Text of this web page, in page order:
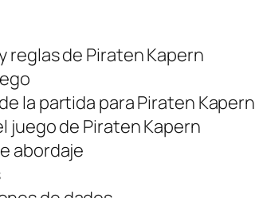
reglas de Piraten Kapern
la partida para Piraten Kapern
juego de Piraten Kapern
abordaje